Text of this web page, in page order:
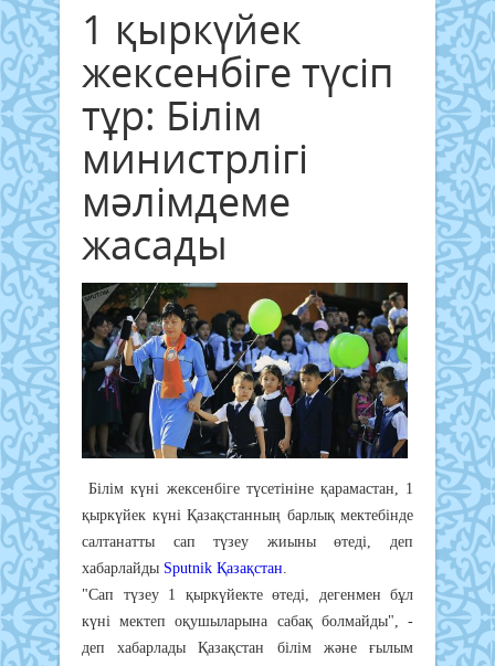
1 қыркүйек
жексенбіге түсіп
тұр: Білім
министрлігі
мәлімдеме
жасады
Білім күні жексенбіге түсетініне қарамастан, 1
қыркүйек күні Қазақстанның барлық мектебінде
салтанатты сап түзеу жиыны өтеді, деп
хабарлайды Sputnik Қазақстан
"Сап түзеу 1 қыркүйекте өтеді, дегенмен бұл
күні мектеп оқушыларына сабақ болмайды", -
деп хабарлады Қазақстан білім және ғылым